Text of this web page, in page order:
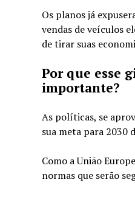
Os planos já
vendas de veículos
de tirar suas
Por que esse
importante?
As políticas, se
sua meta para 2030
Como a União
normas que serão